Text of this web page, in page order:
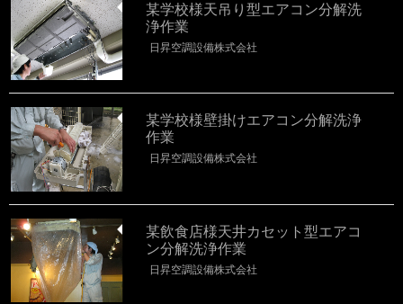
某学校様天吊り型エアコン分解洗
浄作業
日昇空調設備株式会社
某学校様壁掛けエアコン分解洗浄
作業
日昇空調設備株式会社
某飲食店様天井カセット型エアコ
ン分解洗浄作業
日昇空調設備株式会社